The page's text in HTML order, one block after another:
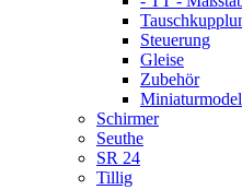
Steuerung
Gleise
Zubehör
Schirmer
Seuthe
SR 24
Tillig